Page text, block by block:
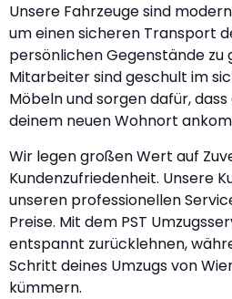
Unsere Fahrzeuge sind
um einen sicheren Transport
persönlichen Gegenstände zu
Mitarbeiter sind geschult im
Möbeln und sorgen dafür,
deinem neuen Wohnort
Wir legen großen Wert auf
Kundenzufriedenheit. Unsere
unseren professionellen
Preise. Mit dem PST
entspannt zurücklehnen,
Schritt deines Umzugs von
kümmern.